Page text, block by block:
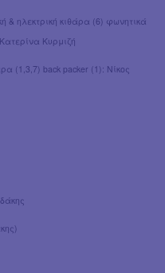
& ηλεκτρική κιθάρα (6) φωνητικά
Κυρμιζή
(1,3,7) back packer (1): Νίκος